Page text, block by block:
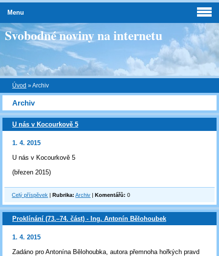
Svobodné noviny na internetu
Úvod »Archiv
Archiv
U nás v Kocourkově 5
1. 4. 2015
U nás v Kocourkově 5
(březen 2015)
Celý příspěvek |Rubrika: Archiv |Komentářů: 0
Proklínání (73.–74. část) - Ing. Antonín Bělohoubek
1. 4. 2015
Zadáno pro Antonína Bělohoubka, autora přemnoha hořkých pravd
Menu